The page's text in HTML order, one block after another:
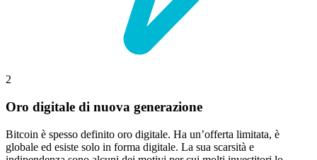
2
Oro digitale di nuova generazione
Bitcoin è spesso definito oro digitale. Ha un’offerta limitata, è
globale ed esiste solo in forma digitale. La sua scarsità e